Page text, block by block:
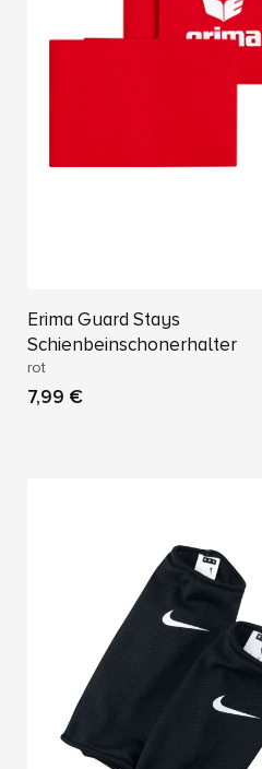
Erima Guard Stays
Schienbeinschonerhalter
rot
7,99 €